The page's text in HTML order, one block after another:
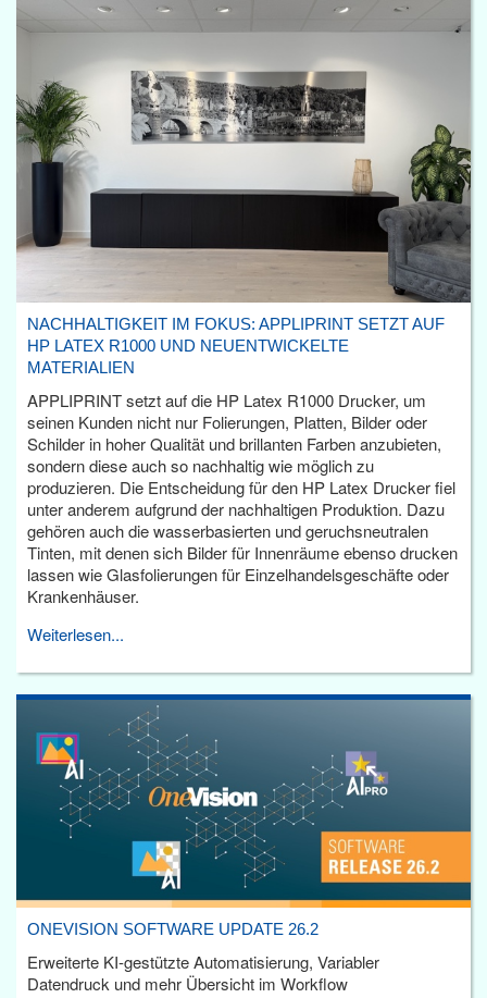
NACHHALTIGKEIT IM FOKUS: APPLIPRINT SETZT AUF
HP LATEX R1000 UND NEUENTWICKELTE
MATERIALIEN
APPLIPRINT setzt auf die HP Latex R1000 Drucker, um
seinen Kunden nicht nur Folierungen, Platten, Bilder oder
Schilder in hoher Qualität und brillanten Farben anzubieten,
sondern diese auch so nachhaltig wie möglich zu
produzieren. Die Entscheidung für den HP Latex Drucker fiel
unter anderem aufgrund der nachhaltigen Produktion. Dazu
gehören auch die wasserbasierten und geruchsneutralen
Tinten, mit denen sich Bilder für Innenräume ebenso drucken
lassen wie Glasfolierungen für Einzelhandelsgeschäfte oder
Krankenhäuser.
Weiterlesen...
ONEVISION SOFTWARE UPDATE 26.2
Erweiterte KI-gestützte Automatisierung, Variabler
Datendruck und mehr Übersicht im Workflow